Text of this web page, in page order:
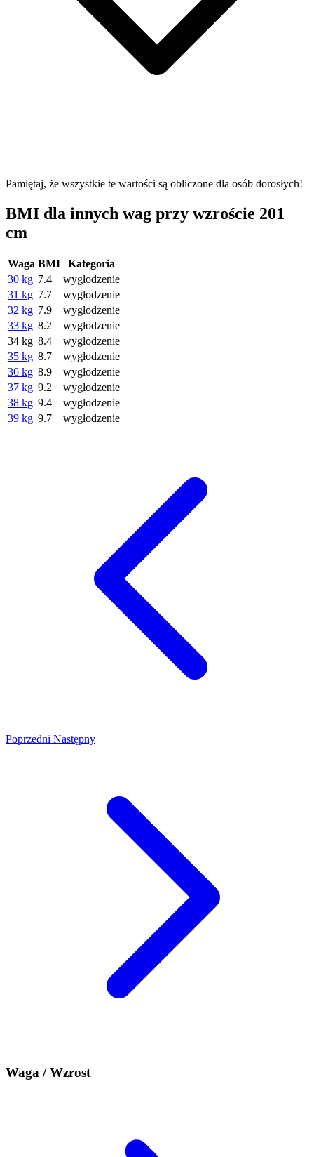
Pamiętaj, że wszystkie te wartości są obliczone dla osób dorosłych!
BMI dla innych wag przy wzroście 201
cm
Waga BMI
Kategoria
30 kg 7.4
wygłodzenie
31 kg 7.7
wygłodzenie
32 kg 7.9
wygłodzenie
33 kg 8.2
wygłodzenie
34 kg 8.4
wygłodzenie
35 kg 8.7
wygłodzenie
36 kg 8.9
wygłodzenie
37 kg 9.2
wygłodzenie
38 kg 9.4
wygłodzenie
39 kg 9.7 wygłodzenie
Poprzedni Następny
Waga / Wzrost